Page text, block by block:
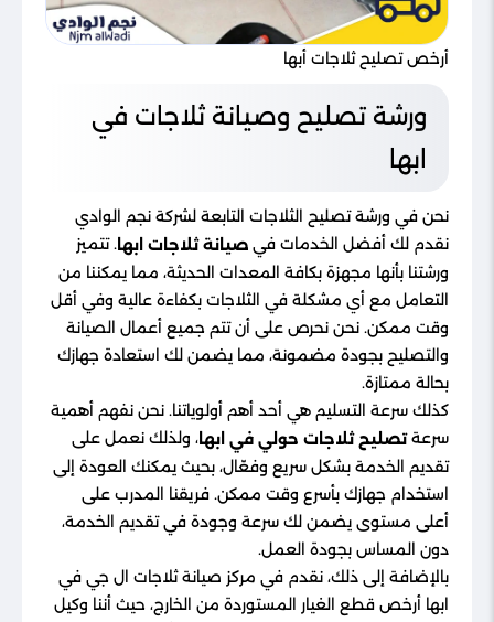
أرخص تصليح ثلاجات أبها
ورشة تصليح وصيانة ثلاجات في
ابها
نحن في ورشة تصليح الثلاجات التابعة لشركة نجم الوادي
نقدم لك أفضل الخدمات في صيانة ثلاجات ابها. تتميز
ورشتنا بأنها مجهزة بكافة المعدات الحديثة، مما يمكننا من
التعامل مع أي مشكلة في الثلاجات بكفاءة عالية وفي أقل
وقت ممكن. نحن نحرص على أن تتم جميع أعمال الصيانة
والتصليح بجودة مضمونة، مما يضمن لك استعادة جهازك
بحالة ممتازة.
كذلك سرعة التسليم هي أحد أهم أولوياتنا. نحن نفهم أهمية
سرعةتصليح ثلاجات حولي في ابها، ولذلك نعمل على
تقديم الخدمة بشكل سريع وفعّال، بحيث يمكنك العودة إلى
استخدام جهازك بأسرع وقت ممكن. فريقنا المدرب على
أعلى مستوى يضمن لك سرعة وجودة في تقديم الخدمة،
دون المساس بجودة العمل.
بالإضافة إلى ذلك، نقدم في مركز صيانة ثلاجات ال جي في
ابها أرخص قطع الغيار المستوردة من الخارج، حيث أننا وكيل